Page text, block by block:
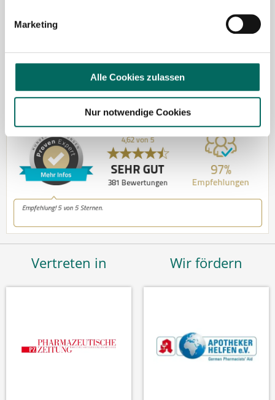
Marketing
Alle Cookies zulassen
Nur notwendige Cookies
Kontakt
Tel.: +49 (0) 521 / 911 730 37
Fax: +49 (0) 521 / 911 730 31
hallo@deutscher-apotheker-service.de
Vertreten in Wir fördern